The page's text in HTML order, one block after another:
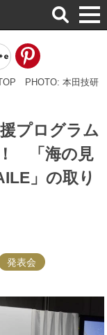
検
索
PHOTO: 本田技研
プログラム
「海の見
」の取り
発表会